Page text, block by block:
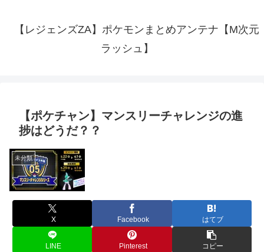
【レジェンズZA】ポケモンまとめアンテナ【M次元
ラッシュ】
【ポケチャン】マンスリーチャレンジの進
捗はどうだ？？
未分類
X Facebook はてブ
LINE Pinterest コピー